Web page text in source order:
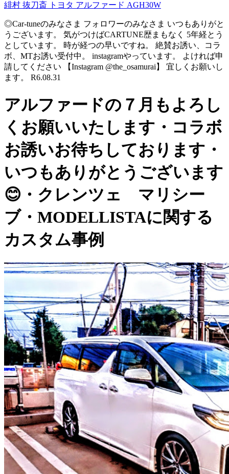
緋村 抜刀斎 トヨタ アルファード AGH30W
◎Car-tuneのみなさま フォロワーのみなさま いつもありがと
うございます。 気がつけばCARTUNE歴まもなく 5年経とう
としています。 時が経つの早いですね。 絶賛お誘い、コラ
ボ、MTお誘い受付中。 instagramやっています。 よければ申
請してください 【Instagram @the_osamurai】 宜しくお願いし
ます。 R6.08.31
アルファードの７月もよろし
くお願いいたします・コラボ
お誘いお待ちしております・
いつもありがとうございます
😊・クレンツェ マリシー
ブ・MODELLISTAに関する
カスタム事例